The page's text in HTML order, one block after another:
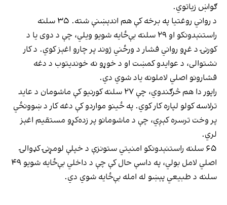
ګواښ زیاتوي.
د رواني روغتیا په برخه کې هم اندېښنې شته. ۳۵ سلنه
راستنېدونکو او ۲۹ سلنه بې‌ځایه شویو ویلي، چې د دوی یا د
کورنۍ د غړو رواني فشار د ورځني ژوند پر چارو اغېز کوي. د کار
نشتوالی، د عوایدو کمښت او د خوړو نه خوندیتوب د دغه
فشارونو اصلي لاملونه یاد شوي دي.
راپور دا هم څرګندوي، چې ۲۷ سلنه کورنیو کې ماشومان د عاید
ترلاسه کولو لپاره کار کوي. په ځینو مواردو کې دغه کار د ښوونځي
پر وخت ترسره کېږي، چې د ماشومانو پر زده‌کړو مستقیم اغېز
لري.
۶۵ سلنه راستنېدونکو امنیتي ستونزې د خپلې لومړنۍ کډوالۍ
اصلي لامل بولي، په داسې حال کې چې د داخلي بې‌ځایه شویو ۴۹
سلنه د طبیعي پېښو له امله بې‌ځایه شوي دي.